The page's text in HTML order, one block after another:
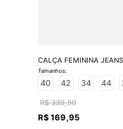
CALÇA FEMININA
JEANS ESCURO
40 42 34 44
R$ 339,90
R$ 169,95